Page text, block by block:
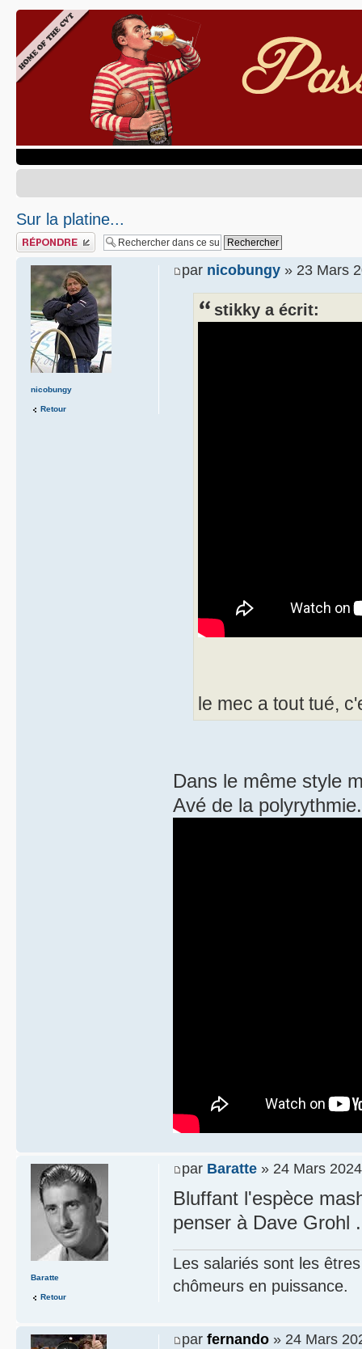
Sur la platine...
Publier une réponse
par nicobungy » 23 Mars
stikky a écrit:
le mec a tout tué,
Dans le même style
Avé de la polyrythmie.
nicobungy
Retour
par Baratte » 24 Mars
Bluffant l'espèce
penser à Dave Grohl
Les salariés sont les
chômeurs en puissance.
Baratte
Retour
par fernando » 24 Mars